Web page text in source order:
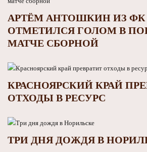
АРТЁМ АНТОШКИН ИЗ ФК
ОТМЕТИЛСЯ ГОЛОМ В
МАТЧЕ СБОРНОЙ
КРАСНОЯРСКИЙ КРАЙ
ОТХОДЫ В РЕСУРС
ТРИ ДНЯ ДОЖДЯ В